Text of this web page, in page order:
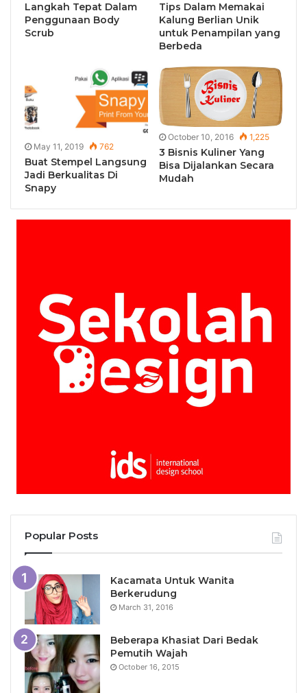
Langkah Tepat Dalam
Penggunaan Body
Scrub
Tips Dalam Memakai
Kalung Berlian Unik
untuk Penampilan yang
Berbeda
May 11, 2019 762
Buat Stempel Langsung
Jadi Berkualitas Di
Snapy
October 10, 2016 1,225
3 Bisnis Kuliner Yang
Bisa Dijalankan Secara
Mudah
Popular Posts
Kacamata Untuk Wanita
Berkerudung
March 31, 2016
Beberapa Khasiat Dari Bedak
Pemutih Wajah
October 16, 2015